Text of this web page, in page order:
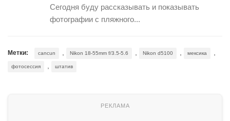
Сегодня буду рассказывать и показывать
фотографии с пляжного...
Метки: cancun , Nikon 18-55mm f/3.5-5.6 , Nikon d5100 , мексика ,
фотосессия , штатив